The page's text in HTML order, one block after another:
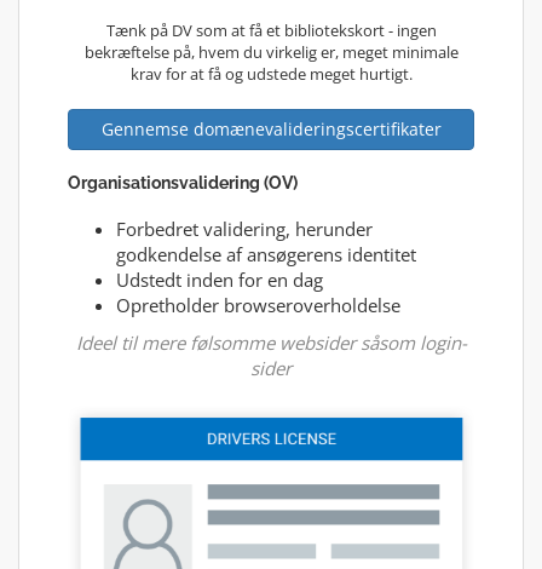
Tænk på DV som at få et bibliotekskort - ingen
bekræftelse på, hvem du virkelig er, meget minimale
krav for at få og udstede meget hurtigt.
Gennemse domænevalideringscertifikater
Organisationsvalidering (OV)
Forbedret validering, herunder
godkendelse af ansøgerens identitet
Udstedt inden for en dag
Opretholder browseroverholdelse
Ideel til mere følsomme websider såsom login-
sider